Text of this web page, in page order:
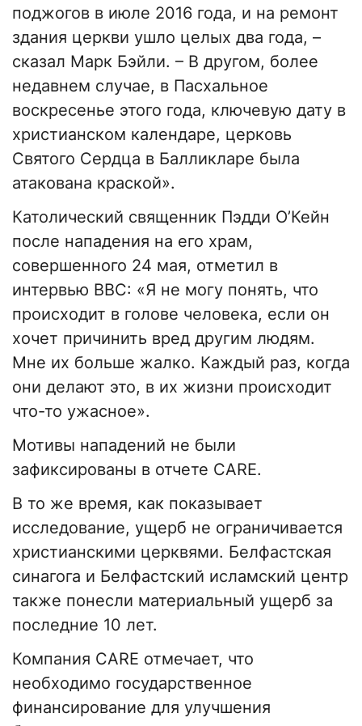
поджогов в июле 2016 года, и на ремонт
здания церкви ушло целых два года, –
сказал Марк Бэйли. – В другом, более
недавнем случае, в Пасхальное
воскресенье этого года, ключевую дату в
христианском календаре, церковь
Святого Сердца в Балликларе была
атакована краской».
Католический священник Пэдди О’Кейн
после нападения на его храм,
совершенного 24 мая, отметил в
интервью BBC: «Я не могу понять, что
происходит в голове человека, если он
хочет причинить вред другим людям.
Мне их больше жалко. Каждый раз, когда
они делают это, в их жизни происходит
что-то ужасное».
Мотивы нападений не были
зафиксированы в отчете CARE.
В то же время, как показывает
исследование, ущерб не ограничивается
христианскими церквями. Белфастская
синагога и Белфастский исламский центр
также понесли материальный ущерб за
последние 10 лет.
Компания CARE отмечает, что
необходимо государственное
финансирование для улучшения